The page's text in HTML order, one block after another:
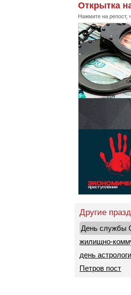
Открытка
Нажмите на репост,
Другие
День
жилищно-
день
Петров пост